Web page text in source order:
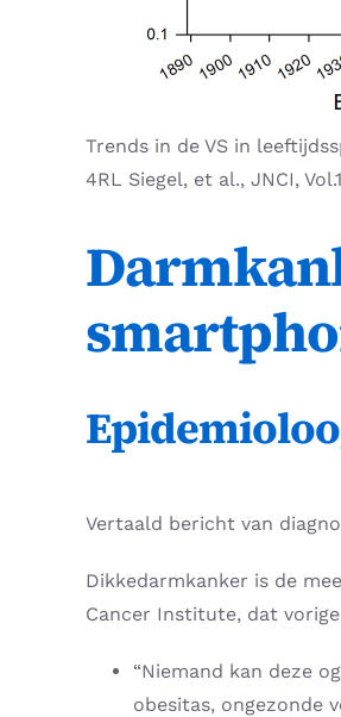
Trends in de VS in
4RL Siegel, et al., JNCI,
Vertaald bericht van
Dikkedarmkanker is de
Cancer Institute, dat
“Niemand kan deze
obesitas, ongezonde